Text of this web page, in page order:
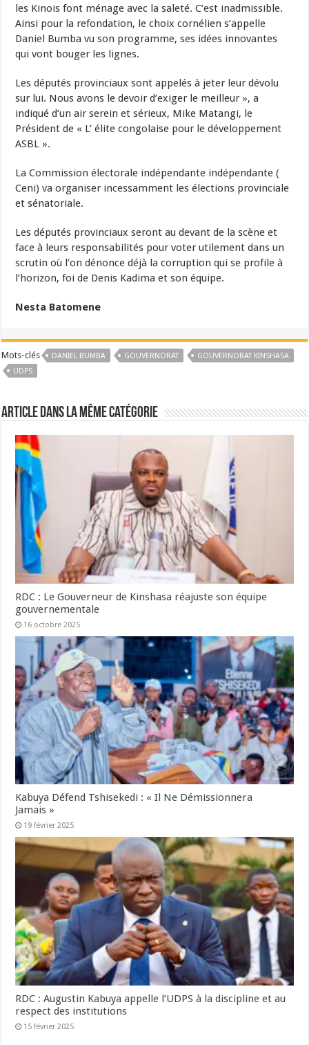
les Kinois font ménage avec la saleté. C’est inadmissible.
Ainsi pour la refondation, le choix cornélien s’appelle
Daniel Bumba vu son programme, ses idées innovantes
qui vont bouger les lignes.
Les députés provinciaux sont appelés à jeter leur dévolu
sur lui. Nous avons le devoir d’exiger le meilleur », a
indiqué d’un air serein et sérieux, Mike Matangi, le
Président de « L’ élite congolaise pour le développement
ASBL ».
La Commission électorale indépendante indépendante (
Ceni) va organiser incessamment les élections provinciale
et sénatoriale.
Les députés provinciaux seront au devant de la scène et
face à leurs responsabilités pour voter utilement dans un
scrutin où l’on dénonce déjà la corruption qui se profile à
l’horizon, foi de Denis Kadima et son équipe.
Nesta Batomene
Mots-clés DANIEL BUMBA GOUVERNORAT
GOUVERNORAT KINSHASA
UDPS
Article dans la même catégorie
RDC : Le Gouverneur de Kinshasa réajuste son équipe
gouvernementale
16 octobre 2025
Kabuya Défend Tshisekedi : « Il Ne Démissionnera
Jamais »
19 février 2025
RDC : Augustin Kabuya appelle l’UDPS à la discipline et au
respect des institutions
15 février 2025